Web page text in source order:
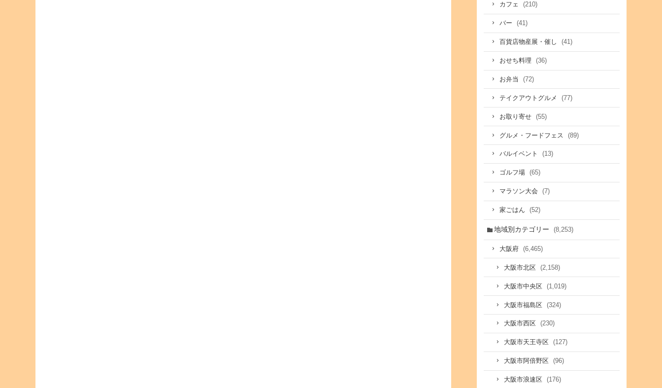
カフェ (210)
バー (41)
百貨店物産展・催し (41)
おせち料理 (36)
お弁当 (72)
テイクアウトグルメ (77)
お取り寄せ (55)
グルメ・フードフェス (89)
バルイベント (13)
ゴルフ場 (65)
マラソン大会 (7)
家ごはん (52)
地域別カテゴリー (8,253)
大阪府 (6,465)
大阪市北区 (2,158)
大阪市中央区 (1,019)
大阪市福島区 (324)
大阪市西区 (230)
大阪市天王寺区 (127)
大阪市阿倍野区 (96)
大阪市浪速区 (176)